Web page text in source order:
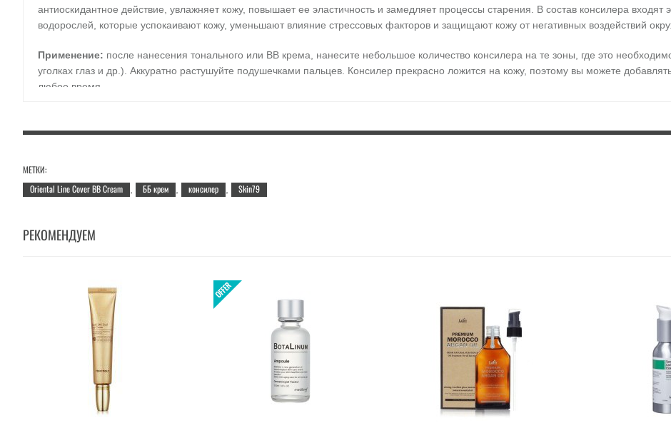
антиоскидантное действие, увлажняет кожу, повышает ее эластичность и замедляет процессы старения. В состав консилера входят
водорослей, которые успокаивают кожу, уменьшают влияние стрессовых факторов и защищают кожу от негативных воздействий
Применение: после нанесения тонального или BB крема, нанесите небольшое количество консилера на те зоны, где это
уголках глаз и др.). Аккуратно растушуйте подушечками пальцев. Консилер прекрасно ложится на кожу, поэтому вы можете
любое время.
МЕТКИ:
Oriental Line Cover BB Cream
ББ крем консилер Skin79
РЕКОМЕНДУЕМ